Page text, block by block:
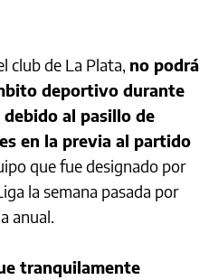
club de La Plata, no podrá
deportivo durante
al pasillo de
en la previa al partido
que fue designado por
la semana pasada por
anual.
tranquilamente